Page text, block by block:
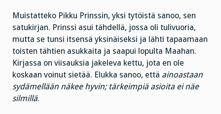
Muistatteko Pikku Prinssin, yksi tytöistä sanoo, sen
satukirjan. Prinssi asui tähdellä, jossa oli tulivuoria,
mutta se tunsi itsensä yksinäiseksi ja lähti tapaamaan
toisten tähtien asukkaita ja saapui lopulta Maahan.
Kirjassa on viisauksia jakeleva kettu, jota en ole
koskaan voinut sietää. Elukka sanoo, että ainoastaan
sydämellään näkee hyvin; tärkeimpiä asioita ei näe
silmillä.